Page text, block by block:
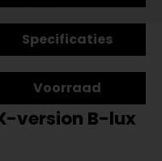
Specificaties
Voorraad
version B-lux